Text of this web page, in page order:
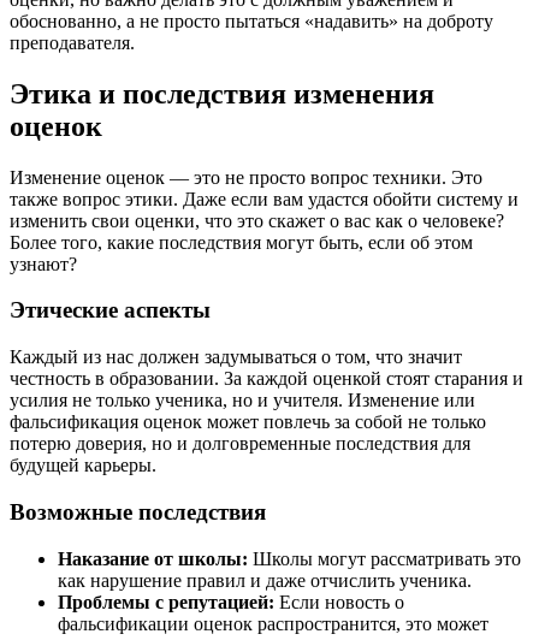
обоснованно, а не просто пытаться «надавить» на доброту
преподавателя.
Этика и последствия изменения
оценок
Изменение оценок — это не просто вопрос техники. Это
также вопрос этики. Даже если вам удастся обойти систему и
изменить свои оценки, что это скажет о вас как о человеке?
Более того, какие последствия могут быть, если об этом
узнают?
Этические аспекты
Каждый из нас должен задумываться о том, что значит
честность в образовании. За каждой оценкой стоят старания и
усилия не только ученика, но и учителя. Изменение или
фальсификация оценок может повлечь за собой не только
потерю доверия, но и долговременные последствия для
будущей карьеры.
Возможные последствия
Наказание от школы: Школы могут рассматривать это
как нарушение правил и даже отчислить ученика.
Проблемы с репутацией: Если новость о
фальсификации оценок распространится, это может